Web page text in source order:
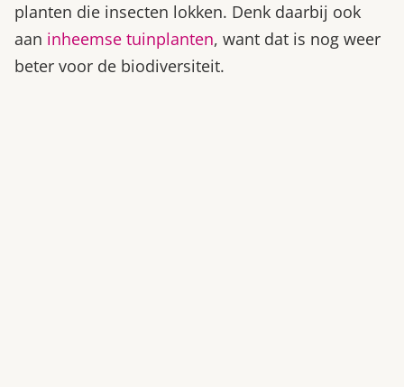
planten die insecten lokken. Denk daarbij ook
aan inheemse tuinplanten, want dat is nog weer
beter voor de biodiversiteit.